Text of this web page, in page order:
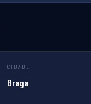
CIDADE
Braga